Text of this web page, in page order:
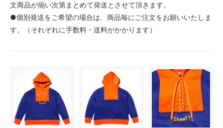
文商品が揃い次第まとめて発送とさせて頂きます。
●個別発送をご希望の場合は、商品毎にご注文をお願いいたしま
す。（それぞれに手数料・送料がかかります）